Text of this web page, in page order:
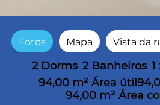
Fotos Mapa Vista da
2 Dorms 2 Banheiros 1
94,00 m² Área útil
94,00 m² Área